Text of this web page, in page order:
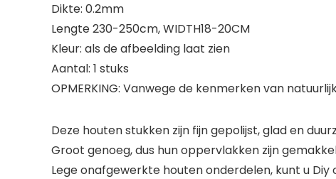
Dikte: 0.2mm
Lengte 230-250cm, WIDTH18-20CM
Kleur: als de afbeelding laat zien
Aantal: 1 stuks
OPMERKING: Vanwege de kenmerken van
Deze houten stukken zijn fijn gepolijst, glad en
Groot genoeg, dus hun oppervlakken zijn
Lege onafgewerkte houten onderdelen, kunt u